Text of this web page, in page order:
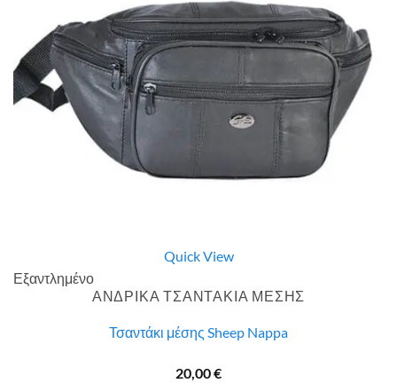
Quick View
Εξαντλημένο
ΑΝΔΡΙΚΑ ΤΣΑΝΤΑΚΙΑ ΜΕΣΗΣ
Τσαντάκι μέσης Sheep Nappa
20,00€